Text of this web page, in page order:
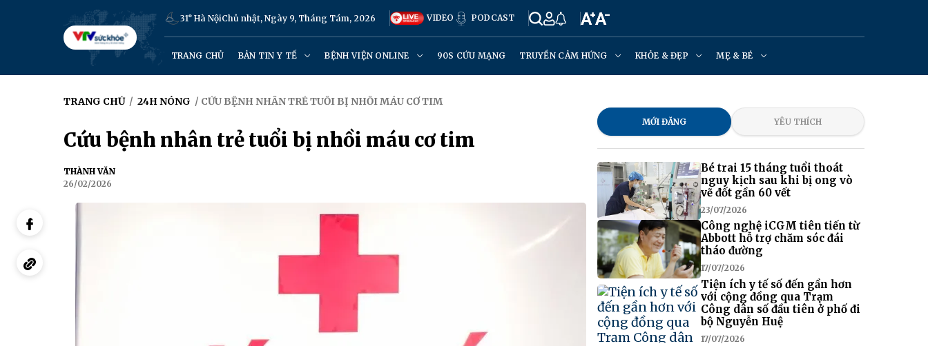
31° Hà NộiChủ nhật, Ngày 9, Tháng Tám, 2026 VIDEO PODCAST
TRANG CHỦ BẢN TIN Y TẾ BỆNH VIỆN ONLINE 90S CỨU MẠNG TRUYỀN CẢM HỨNG KHỎE & ĐẸP MẸ & BÉ
TRANG CHỦ / 24H NÓNG / CỨU BỆNH NHÂN TRẺ TUỔI BỊ NHỒI MÁU CƠ TIM
Cứu bệnh nhân trẻ tuổi bị nhồi máu cơ tim
THÀNH VĂN
26/02/2026
MỚI ĐĂNG YÊU THÍCH
Bé trai 15 tháng tuổi thoát
nguy kịch sau khi bị ong vò
vẽ đốt gần 60 vết
23/07/2026
Công nghệ iCGM tiên tiến từ
Abbott hỗ trợ chăm sóc đái
tháo đường
17/07/2026
Tiện ích y tế số đến gần hơn
với cộng đồng qua Trạm
Công dân số đầu tiên ở phố đi
bộ Nguyễn Huệ
17/07/2026